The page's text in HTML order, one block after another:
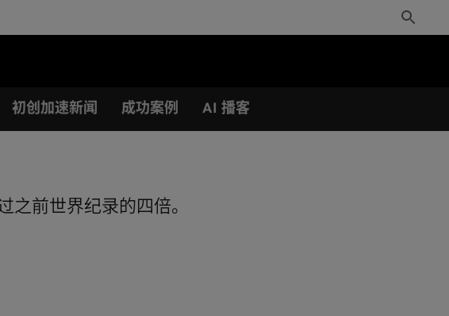
Toggle
Search
初创加速新闻 成功案例 AI 播客
前世界纪录的四倍。